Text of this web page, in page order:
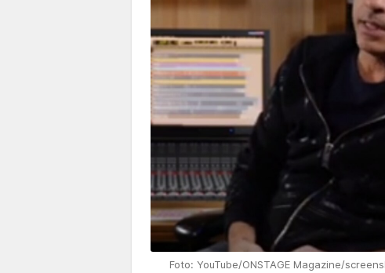
Foto: YouTube/ONSTAGE Magazine/